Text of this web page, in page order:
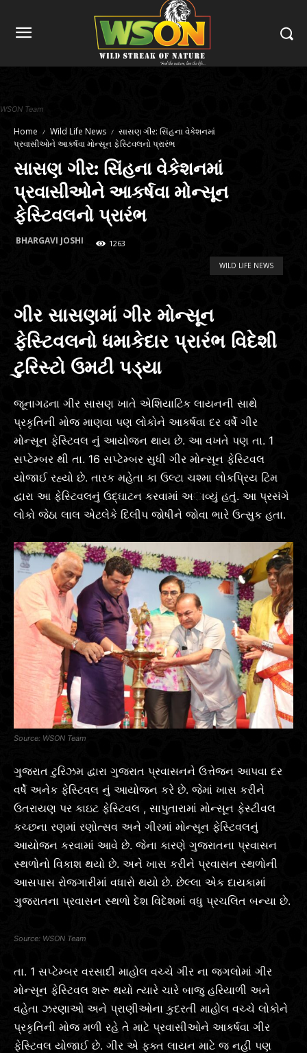
WSON Team
Home Wild Life News
સાસણ ગીર: સિંહના વેકેશનમાં
પ્રવાસીઓને આકર્ષવા મોન્સૂન ફેસ્ટિવલનો પ્રારંભ
સાસણ ગીર: સિંહના વેકેશનમાં
પ્રવાસીઓને આકર્ષવા મોન્સૂન
ફેસ્ટિવલનો પ્રારંભ
BHARGAVI JOSHI 1263
WILD LIFE NEWS
ગીર સાસણમાં ગીર મોન્સૂન
ફેસ્ટિવલનો ધમાકેદાર પ્રારંભ વિદેશી
ટુરિસ્ટો ઉમટી પડ્યા
જૂનાગઢના ગીર સાસણ ખાતે એશિયાટિક લાયનની સાથે
પ્રકૃતિની મોજ માણવા પણ લોકોને આકર્ષવા દર વર્ષે ગીર
મોન્સૂન ફેસ્ટિવલ નું આયોજન થાય છે. આ વખતે પણ તા. 1
સપ્ટેમ્બર થી તા. 16 સપ્ટેમ્બર સુધી ગીર મોન્સૂન ફેસ્ટિવલ
યોજાઈ રહ્યો છે. તારક મહેતા કા ઉલ્ટા ચશ્મા લોકપ્રિય ટિમ
દ્વારા આ ફેસ્ટિવલનું ઉદ્ઘાટન કરવામાં અાવ્યું હતું. આ પ્રસંગે
લોકો જેઠા લાલ એટલેકે દિલીપ જોષીને જોવા ભારે ઉત્સુક હતા.
WSON Team
ગુજરાત ટુરિઝમ દ્વારા ગુજરાત પ્રવાસનને ઉત્તેજન આપવા દર
વર્ષે અનેક ફેસ્ટિવલ નું આયોજન કરે છે. જેમાં ખાસ કરીને
ઉતરાયણ પર કાઇટ ફેસ્ટિવલ , સાપુતારામાં મોન્સૂન ફેસ્ટીવલ
કચ્છના રણમાં રણોત્સવ અને ગીરમાં મોન્સૂન ફેસ્ટિવલનું
આયોજન કરવામાં આવે છે. જેના કારણે ગુજરાતના પ્રવાસન
સ્થળોનો વિકાશ થયો છે. અને ખાસ કરીને પ્રવાસન સ્થળોની
આસપાસ રોજગારીમાં વધારો થયો છે. છેલ્લા એક દાયકામાં
ગુજરાતના પ્રવાસન સ્થળો દેશ વિદેશમાં વધુ પ્રચલિત બન્યા છે.
WSON Team
તા. 1 સપ્ટેમ્બર વરસાદી માહોલ વચ્ચે ગીર ના જગલોમાં ગીર
મોન્સૂન ફેસ્ટિવલ શરૂ થયો ત્યારે ચારે બાજુ હરિયાળી અને
વહેતા ઝરણાઓ અને પ્રાણીઓના કુદરતી માહોલ વચ્ચે લોકોને
પ્રકૃતિની મોજ મળી રહે તે માટે પ્રવાસીઓને આકર્ષવા ગીર
ફેસ્ટિવલ યોજાઈ છે. ગીર એ ફક્ત લાયન માટે જ નહીં પણ